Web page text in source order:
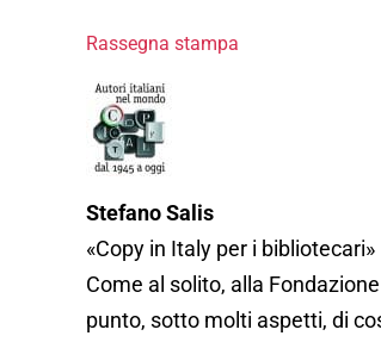
Rassegna stampa
Stefano Salis
«Copy in Italy per i bibliotecari»
Come al solito, alla
punto, sotto molti aspetti, di